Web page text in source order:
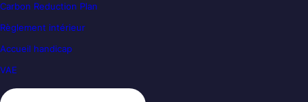
Carbon Reduction Plan
Règlement intérieur
Accueil handicap
VAE